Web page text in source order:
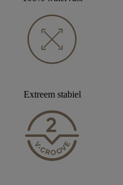
Extreem stabiel